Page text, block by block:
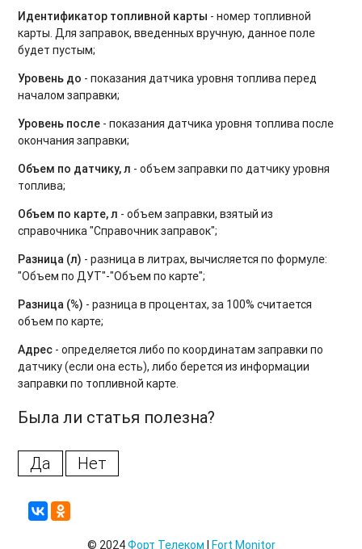
Идентификатор топливной карты - номер топливной
карты. Для заправок, введенных вручную, данное поле
будет пустым;
Уровень до - показания датчика уровня топлива перед
началом заправки;
Уровень после - показания датчика уровня топлива после
окончания заправки;
Объем по датчику, л - объем заправки по датчику уровня
топлива;
Объем по карте, л - объем заправки, взятый из
справочника "Справочник заправок";
Разница (л) - разница в литрах, вычисляется по формуле:
"Объем по ДУТ"-"Объем по карте";
Разница (%) - разница в процентах, за 100% считается
объем по карте;
Адрес - определяется либо по координатам заправки по
датчику (если она есть), либо берется из информации
заправки по топливной карте.
Была ли статья полезна?
Да Нет
© 2024Форт Телеком Fort Monitor